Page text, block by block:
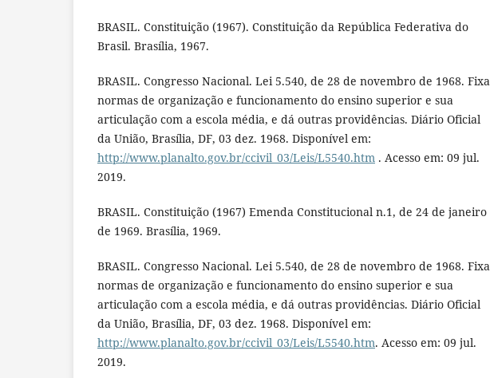
BRASIL. Constituição (1967). Constituição da República Federativa do
Brasil. Brasília, 1967.
BRASIL. Congresso Nacional. Lei 5.540, de 28 de novembro de 1968. Fixa
normas de organização e funcionamento do ensino superior e sua
articulação com a escola média, e dá outras providências. Diário Oficial
da União, Brasília, DF, 03 dez. 1968. Disponível em:
http://www.planalto.gov.br/ccivil_03/Leis/L5540.htm . Acesso em: 09 jul.
2019.
BRASIL. Constituição (1967) Emenda Constitucional n.1, de 24 de janeiro
de 1969. Brasília, 1969.
BRASIL. Congresso Nacional. Lei 5.540, de 28 de novembro de 1968. Fixa
normas de organização e funcionamento do ensino superior e sua
articulação com a escola média, e dá outras providências. Diário Oficial
da União, Brasília, DF, 03 dez. 1968. Disponível em:
http://www.planalto.gov.br/ccivil_03/Leis/L5540.htm. Acesso em: 09 jul.
2019.